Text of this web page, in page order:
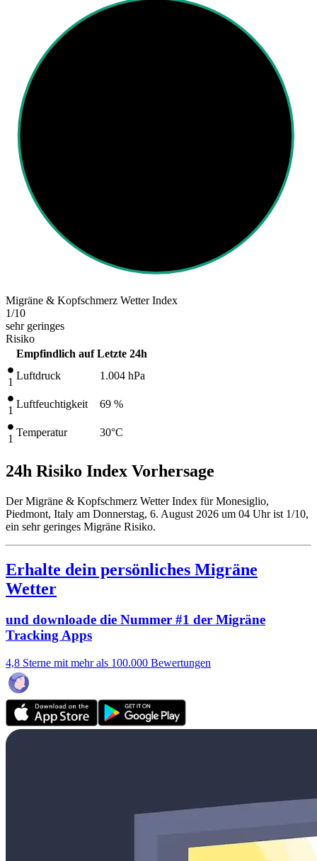
Migräne & Kopfschmerz Wetter Index
1/10
sehr geringes
Risiko
Empfindlich auf Letzte 24h
1
Luftdruck 1.004 hPa
1
Luftfeuchtigkeit 69 %
1
Temperatur 30°C
24h Risiko Index Vorhersage
Der Migräne & Kopfschmerz Wetter Index für Monesiglio,
Piedmont, Italy am Donnerstag, 6. August 2026 um 04 Uhr ist 1/10,
ein sehr geringes Migräne Risiko.
Erhalte dein persönliches Migräne
Wetter
und downloade die Nummer #1 der Migräne
Tracking Apps
4,8 Sterne mit mehr als 100.000 Bewertungen